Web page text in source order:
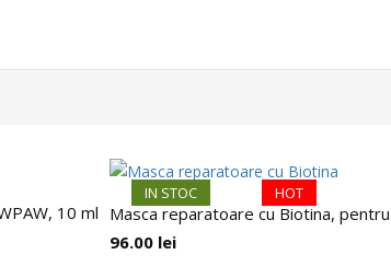
10 ml
HOT
IN STOC
Masca reparatoare cu Biotina,
96.00 lei